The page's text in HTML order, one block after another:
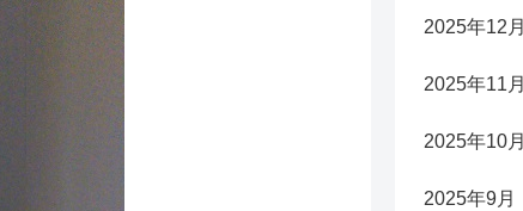
2025年12月
2025年11月
2025年10月
2025年9月